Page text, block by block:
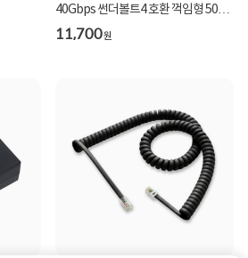
40Gbps 썬더볼트4 호환 꺽임형 50CM
[YT-USB4-050A]
11,700원